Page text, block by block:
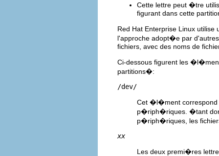
Cette lettre peut �tre
figurant dans cette
Red Hat Enterprise Linux
l'approche adopt�e par
fichiers, avec des noms de
Ci-dessous figurent les
partitions�:
/dev/
Cet �l�ment correspond
p�riph�riques. �tant
p�riph�riques, les
xx
Les deux premi�res